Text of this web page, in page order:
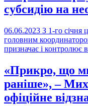
субсидію на
06.06.2023 З 1-го січня
головним
призначає і контролює
«Прикро, що
раніше», –
офіційне